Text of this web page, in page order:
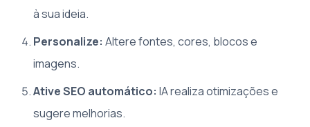
à sua ideia.
Personalize: Altere fontes, cores, blocos e
imagens.
Ative SEO automático: IA realiza otimizações e
sugere melhorias.